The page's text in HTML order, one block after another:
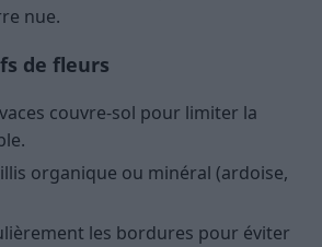
nue.
de fleurs
couvre-sol pour limiter la
organique ou minéral (ardoise,
les bordures pour éviter